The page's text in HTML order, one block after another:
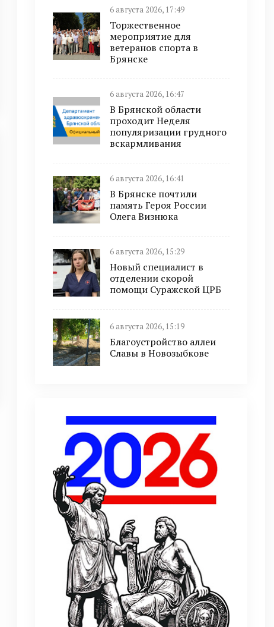
6 августа 2026, 17:49
Торжественное
мероприятие для
ветеранов спорта в
Брянске
6 августа 2026, 16:47
В Брянской области
проходит Неделя
популяризации грудного
вскармливания
6 августа 2026, 16:41
В Брянске почтили
память Героя России
Олега Визнюка
6 августа 2026, 15:29
Новый специалист в
отделении скорой
помощи Суражской ЦРБ
6 августа 2026, 15:19
Благоустройство аллеи
Славы в Новозыбкове